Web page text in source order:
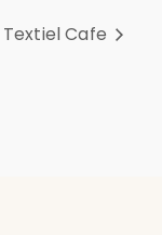
Textiel Cafe